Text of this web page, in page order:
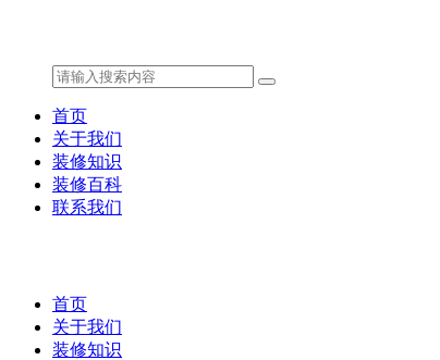
首页
关于我们
装修知识
装修百科
联系我们
首页
关于我们
装修知识